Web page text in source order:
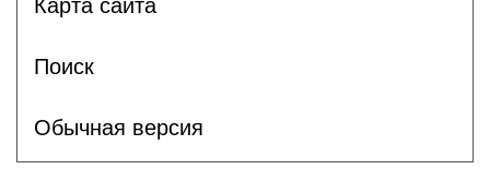
Карта сайта
Поиск
Обычная версия